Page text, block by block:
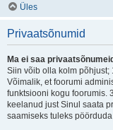
Üles
Privaatsõnumid
Ma ei saa
Siin võib olla kolm põhjust;
Võimalik, et foorumi
funktsiooni kogu foorumis.
keelanud just Sinul saata
saamiseks tuleks